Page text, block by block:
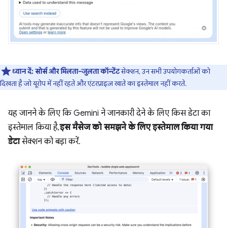
ध्यान दें:सोर्स और मिलता-जुलता कॉन्टेंटसेक्शन, उन सभी उपयोगकर्ताओं को
दिखता है जो यूरोप में नहीं रहते और एंटरप्राइज़ खाते का इस्तेमाल नहीं करते.
यह जानने के लिए कि Gemini ने जानकारी देने के लिए किस डेटा का
इस्तेमाल किया है,इस मैसेज को समझने के लिए इस्तेमाल किया गया
डेटासेक्शन को बड़ा करें.